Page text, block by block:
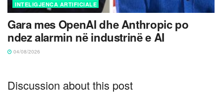
INTELIGJENCA ARTIFICIALE
Gara mes OpenAI dhe Anthropic po
ndez alarmin në industrinë e AI
04/08/2026
Discussion about this post